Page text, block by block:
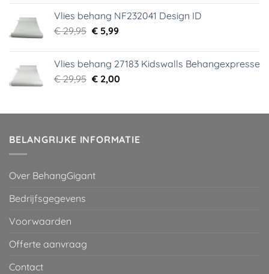
€ 29,95.€ 3,99.
Vlies behang NF232041 Design ID
€29,95 Oorspronkelijke
€ 29,95.
€5,99Huidige
€ 5,99.
Vlies behang 27183 Kidswalls Behangexpresse
€29,95 Oorspronkelijke
€ 29,95.
€2,00Huidige
€ 2,00.
BELANGRIJKE INFORMATIE
Over BehangGigant
Bedrijfsgegevens
Voorwaarden
Offerte aanvraag
Contact